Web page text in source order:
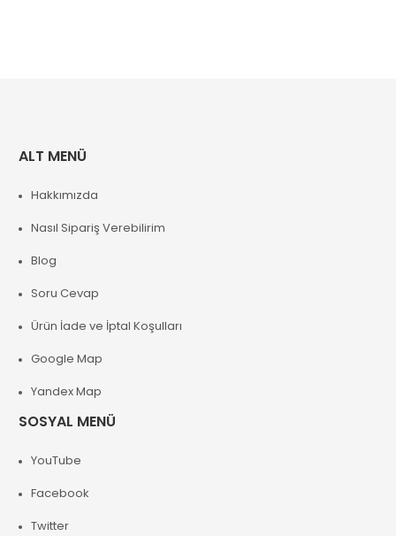
ALT MENÜ
Hakkımızda
Nasıl Sipariş Verebilirim
Blog
Soru Cevap
Ürün İade ve İptal Koşulları
Google Map
Yandex Map
SOSYAL MENÜ
YouTube
Facebook
Twitter